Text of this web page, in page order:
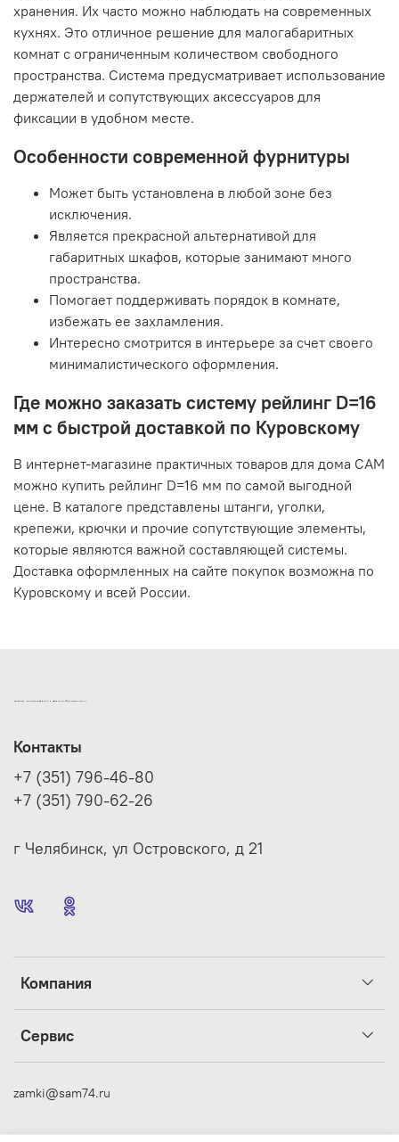
хранения. Их часто можно наблюдать на современных
кухнях. Это отличное решение для малогабаритных
комнат с ограниченным количеством свободного
пространства. Система предусматривает использование
держателей и сопутствующих аксессуаров для
фиксации в удобном месте.
Особенности современной фурнитуры
Может быть установлена в любой зоне без
исключения.
Является прекрасной альтернативой для
габаритных шкафов, которые занимают много
пространства.
Помогает поддерживать порядок в комнате,
избежать ее захламления.
Интересно смотрится в интерьере за счет своего
минималистического оформления.
Где можно заказать систему рейлинг D=16
мм с быстрой доставкой по Куровскому
В интернет-магазине практичных товаров для дома САМ
можно купить рейлинг D=16 мм по самой выгодной
цене. В каталоге представлены штанги, уголки,
крепежи, крючки и прочие сопутствующие элементы,
которые являются важной составляющей системы.
Доставка оформленных на сайте покупок возможна по
Куровскому и всей России.
Компания
Сервис
Контакты
+7 (351) 796-46-80
+7 (351) 790-62-26
г Челябинск, ул Островского, д 21
zamki@sam74.ru